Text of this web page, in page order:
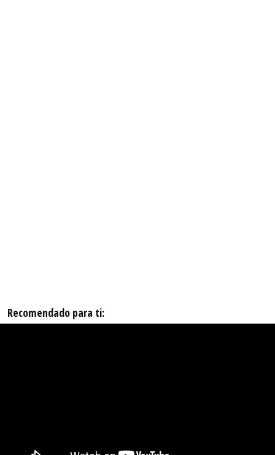
Recomendado para ti: